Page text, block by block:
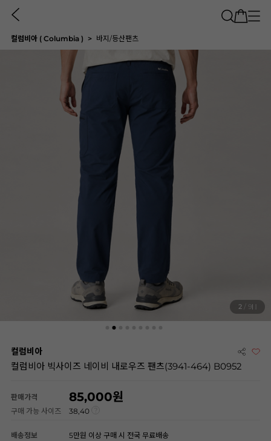
컬럼비아 ( Columbia ) 바지/등산팬츠
3 / 9
컬럼비아
컬럼비아 빅사이즈 네이비 내로우즈 팬츠(3941-464) B0952
판매가격 85,000
구매 가능 사이즈 38,40
배송정보 5만원 이상 구매 시 전국 무료배송